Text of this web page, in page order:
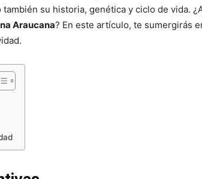
su historia, genética y ciclo de vida.
Araucana? En este artículo, te sumergirás